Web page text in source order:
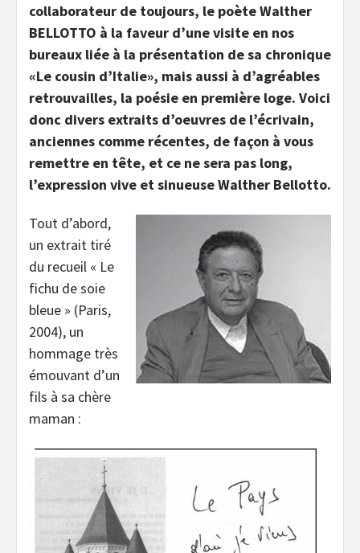
collaborateur de toujours, le poète Walther
BELLOTTO à la faveur d’une visite en nos
bureaux liée à la présentation de sa chronique
«Le cousin d’Italie», mais aussi à d’agréables
retrouvailles, la poésie en première loge. Voici
donc divers extraits d’oeuvres de l’écrivain,
anciennes comme récentes, de façon à vous
remettre en tête, et ce ne sera pas long,
l’expression vive et sinueuse Walther Bellotto.
Tout d’abord,
un extrait tiré
du recueil « Le
fichu de soie
bleue » (Paris,
2004), un
hommage très
émouvant d’un
fils à sa chère
maman :